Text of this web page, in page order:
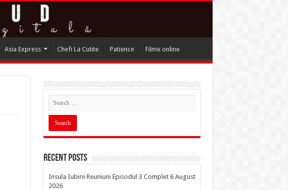
Asia Express Chefi La Cutite Patience Filme online
Recent Posts
Insula Iubirii Reuniuni Episodul 3 Complet 6 August
2026